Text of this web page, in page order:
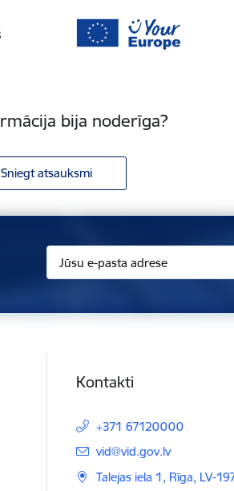
bija noderīga?
Sniegt atsauksmi
Kontakti
+371 67120000
E-pasts:
vid@vid.gov.lv
Talejas iela 1, Rīga, LV-